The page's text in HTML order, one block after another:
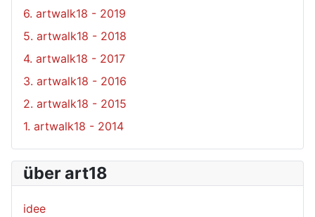
6. artwalk18 - 2019
5. artwalk18 - 2018
4. artwalk18 - 2017
3. artwalk18 - 2016
2. artwalk18 - 2015
1. artwalk18 - 2014
über art18
idee